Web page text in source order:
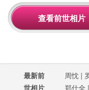
最新前
世相片
周忱 |
郑仕全